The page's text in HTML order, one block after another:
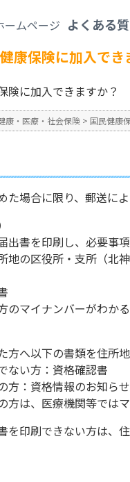
よくある
康保険に加入で
険に加入できますか？
康・医療・社会保険 > 国民健康
た場合に限り、郵送に
出書を印刷し、必要事
地の区役所・支所（北
のマイナンバーがわか
方へ以下の書類を住所
ない方：資格確認書
方：資格情報のお知らせ
方は、医療機関等では
印刷できない方は、